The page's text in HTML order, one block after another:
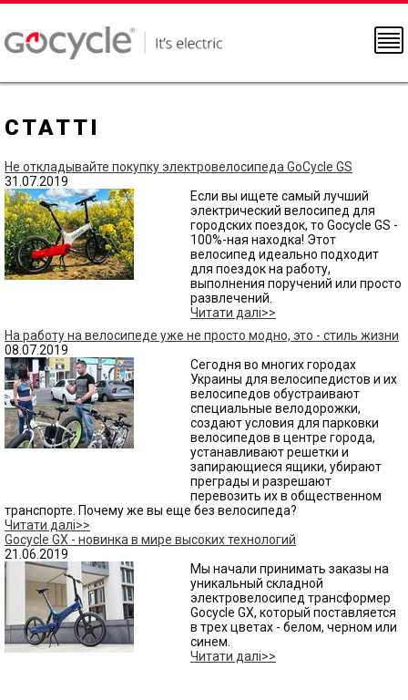
СТАТТІ
Не откладывайте покупку электровелосипеда GoCycle GS
31.07.2019
Если вы ищете самый лучший
электрический велосипед для
городских поездок, то Gocycle GS -
100%-ная находка! Этот
велосипед идеально подходит
для поездок на работу,
выполнения поручений или просто
развлечений.
Читати далі>>
На работу на велосипеде уже не просто модно, это - стиль жизни
08.07.2019
Сегодня во многих городах
Украины для велосипедистов и их
велосипедов обустраивают
специальные велодорожки,
создают условия для парковки
велосипедов в центре города,
устанавливают решетки и
запирающиеся ящики, убирают
преграды и разрешают
перевозить их в общественном
транспорте. Почему же вы еще без велосипеда?
Читати далі>>
Gocycle GX - новинка в мире высоких технологий
21.06.2019
Мы начали принимать заказы на
уникальный складной
электровелосипед трансформер
Gocycle GX, который поставляется
в трех цветах - белом, черном или
синем.
Читати далі>>